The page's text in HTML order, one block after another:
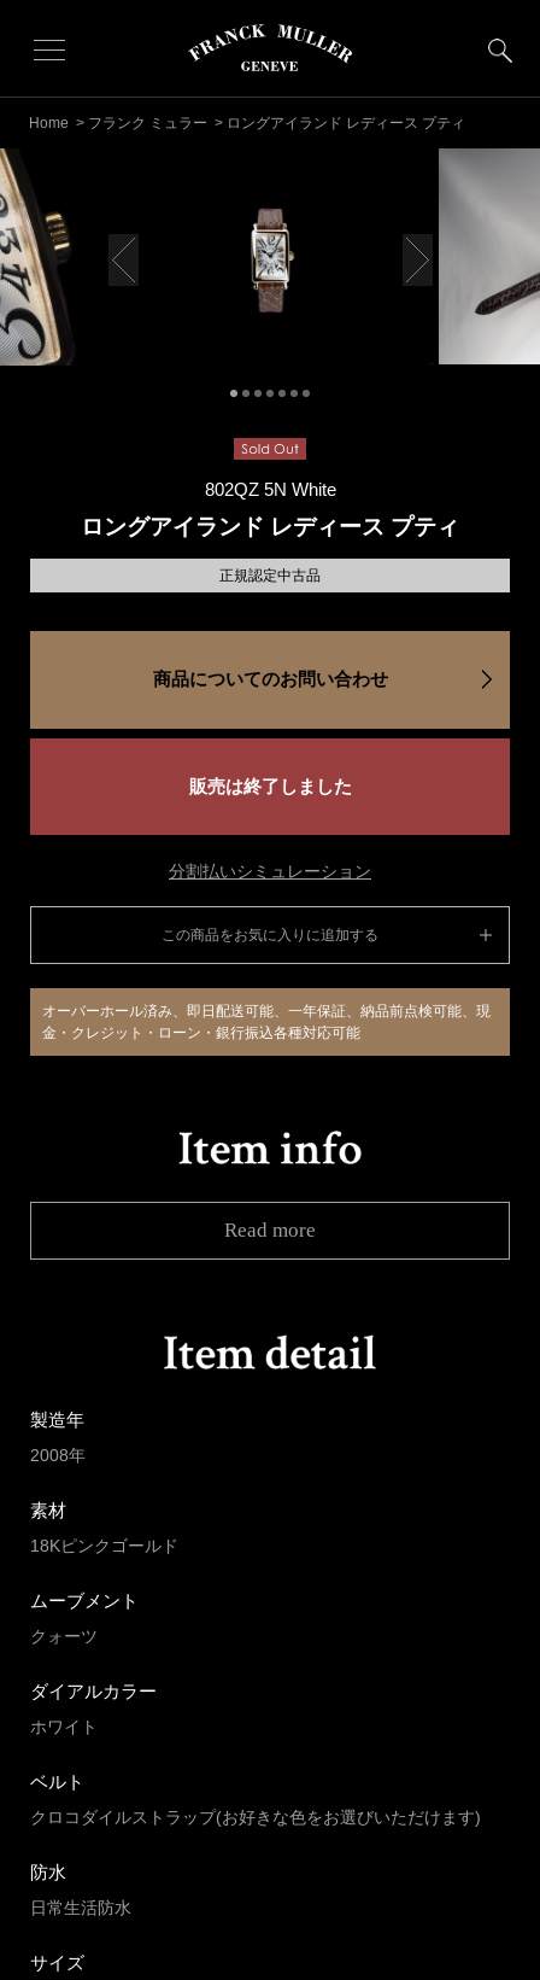
Home > フランク ミュラー > ロングアイランド レディース プティ
802QZ 5N White
ロングアイランド レディース プティ
正規認定中古品
商品についてのお問い合わせ
販売は終了しました
分割払いシミュレーション
この商品をお気に入りに追加する
オーバーホール済み、即日配送可能、一年保証、納品前点検可能、現
金・クレジット・ローン・銀行振込各種対応可能
Read more
製造年
2008年
素材
18Kピンクゴールド
ムーブメント
クォーツ
ダイアルカラー
ホワイト
ベルト
クロコダイルストラップ(お好きな色をお選びいただけます)
防水
日常生活防水
サイズ